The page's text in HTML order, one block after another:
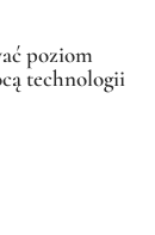
poziom
technologii